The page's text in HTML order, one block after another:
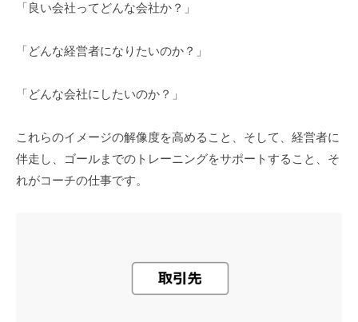
「良い会社ってどんな会社か？」
「どんな経営者になりたいのか？」
「どんな会社にしたいのか？」
これらのイメージの解像度を高めること、そして、経営者に
伴走し、ゴールまでのトレーニングをサポートすること、そ
れがコーチの仕事です。